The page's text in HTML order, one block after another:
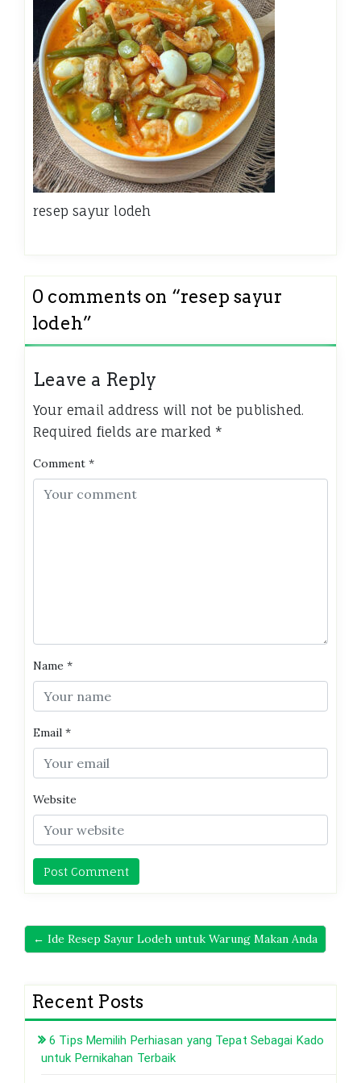
resep sayur lodeh
0 comments on “resep sayur
lodeh”
Leave a Reply
Your email address will not be published.
Required fields are marked *
Comment *
Name *
Email *
Website
← Ide Resep Sayur Lodeh untuk Warung Makan Anda
Recent Posts
6 Tips Memilih Perhiasan yang Tepat Sebagai Kado
untuk Pernikahan Terbaik